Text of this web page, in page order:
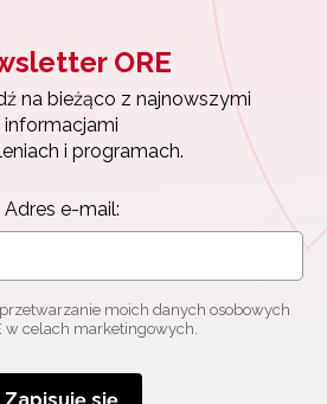
ORE
na bieżąco z najnowszymi
informacjami
i programach.
Adres e-mail:
moich danych osobowych
w celach marketingowych.
Zapisuję się